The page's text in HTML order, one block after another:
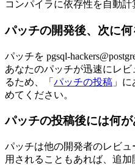
コンパイラに依存性を自動計
パッチの開発後、次に
パッチを pgsql-
あなたのパッチが迅速にレ
るため、「 パッチの投稿 」
めてください。
パッチの投稿後には何
パッチは他の開発者のレビ
用されることもあれば、追